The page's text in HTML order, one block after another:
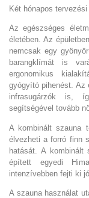
Két hónapos
Az egészséges
életében. Az
nemcsak egy
barangklímát is
ergonomikus
gyógyító pihenést. Az
infrasugárzók is,
segítségével tovább
A kombinált szauna
élvezheti a forró finn
hatását. A kombinált
épített egyedi
intenzívebben fejti ki
A szauna használat